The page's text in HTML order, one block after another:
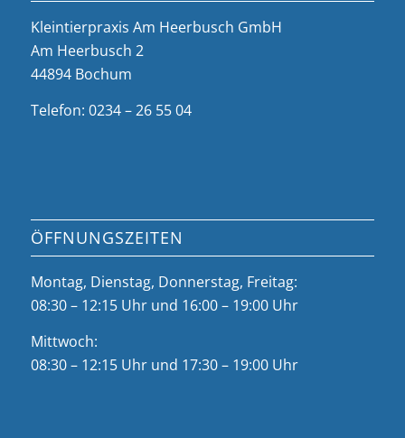
Kleintierpraxis Am Heerbusch GmbH
Am Heerbusch 2
44894 Bochum
Telefon: 0234 – 26 55 04
ÖFFNUNGSZEITEN
Montag, Dienstag, Donnerstag, Freitag:
08:30 – 12:15 Uhr und 16:00 – 19:00 Uhr
Mittwoch:
08:30 – 12:15 Uhr und 17:30 – 19:00 Uhr